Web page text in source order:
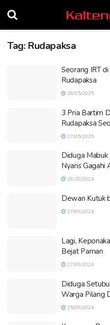
Tag: Rudapaksa
Seorang IRT
Rudapaksa
28/05/2025
3 Pria Bartim
Rudapaksa
27/05/2025
Diduga
Nyaris Gagahi
18/10/2024
Dewan Kutuk
27/09/2024
Lagi,
Bejat Paman
27/09/2024
Diduga
Warga Pilang
25/09/2024